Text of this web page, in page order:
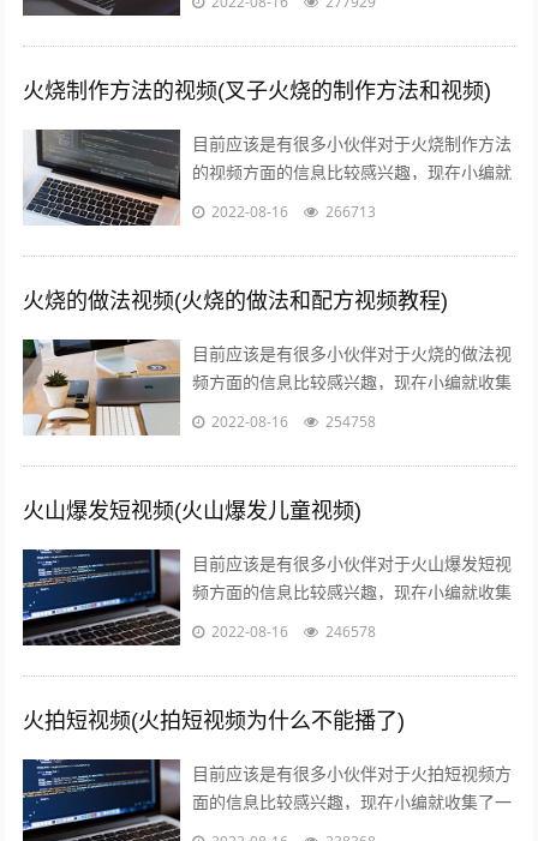
火烧制作方法的视频(叉子火烧的制作方法和视频)
目前应该是有很多小伙伴对于火烧制作方法
的视频方面的信息比较感兴趣，现在小编就
收集了一些与叉子火烧的制作方法和视频相
2022-08-16 266713
火烧的做法视频(火烧的做法和配方视频教程)
目前应该是有很多小伙伴对于火烧的做法视
频方面的信息比较感兴趣，现在小编就收集
了一些与火烧的做法和配方视频教程相关的
2022-08-16 254758
火山爆发短视频(火山爆发儿童视频)
目前应该是有很多小伙伴对于火山爆发短视
频方面的信息比较感兴趣，现在小编就收集
了一些与火山爆发儿童视频相关的信息来分
2022-08-16 246578
火拍短视频(火拍短视频为什么不能播了)
目前应该是有很多小伙伴对于火拍短视频方
面的信息比较感兴趣，现在小编就收集了一
些与火拍短视频为什么不能播了相关的信息